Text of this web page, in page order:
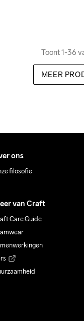
Toont 1-36
MEER
ons
filosofie
van Craft
Care Guide